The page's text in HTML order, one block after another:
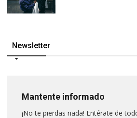
Newsletter
Mantente informado
¡No te pierdas nada! Entérate de